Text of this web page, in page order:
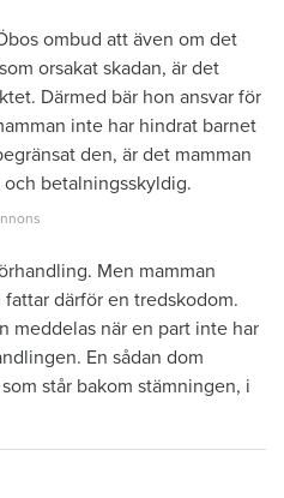
ombud att även om det
orsakat skadan, är det
Därmed bär hon ansvar för
inte har hindrat barnet
den, är det mamman
och betalningsskyldig.
Men mamman
därför en tredskodom.
meddelas när en part inte har
En sådan dom
står bakom stämningen, i